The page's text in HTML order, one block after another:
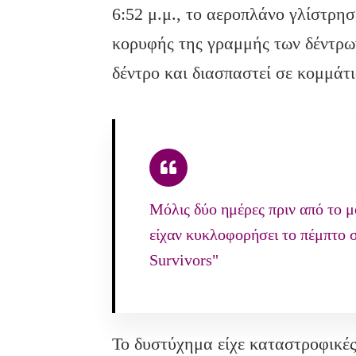
6:52 μ.μ., το αεροπλάνο
κορυφής της γραμμής των
δέντρο και διασπαστεί σε
Μόλις δύο ημέρες πριν από το
είχαν κυκλοφορήσει το
Survivors"
Το δυστύχημα είχε